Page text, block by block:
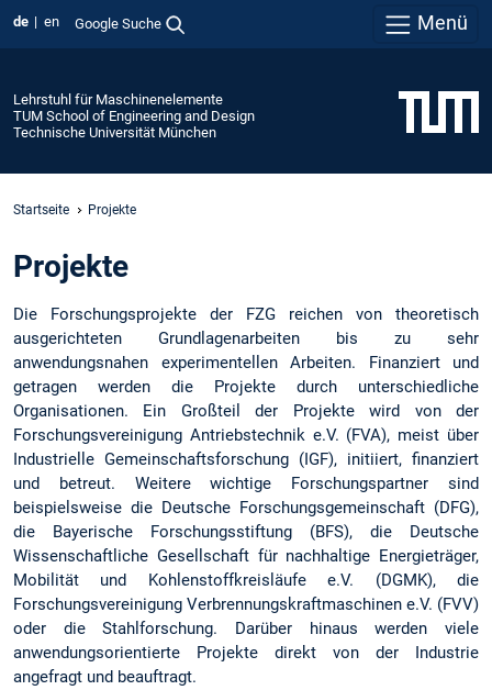
de en Google Suche Menü
Lehrstuhl für Maschinenelemente
TUM School of Engineering and Design
Technische Universität München
Startseite Projekte
Projekte
Die Forschungsprojekte der FZG reichen von theoretisch
ausgerichteten Grundlagenarbeiten bis zu sehr
anwendungsnahen experimentellen Arbeiten. Finanziert und
getragen werden die Projekte durch unterschiedliche
Organisationen. Ein Großteil der Projekte wird von der
Forschungsvereinigung Antriebstechnik e.V. (FVA), meist über
Industrielle Gemeinschaftsforschung (IGF), initiiert, finanziert
und betreut. Weitere wichtige Forschungspartner sind
beispielsweise die Deutsche Forschungsgemeinschaft (DFG),
die Bayerische Forschungsstiftung (BFS), die Deutsche
Wissenschaftliche Gesellschaft für nachhaltige Energieträger,
Mobilität und Kohlenstoffkreisläufe e.V. (DGMK), die
Forschungsvereinigung Verbrennungskraftmaschinen e.V. (FVV)
oder die Stahlforschung. Darüber hinaus werden viele
anwendungsorientierte Projekte direkt von der Industrie
angefragt und beauftragt.